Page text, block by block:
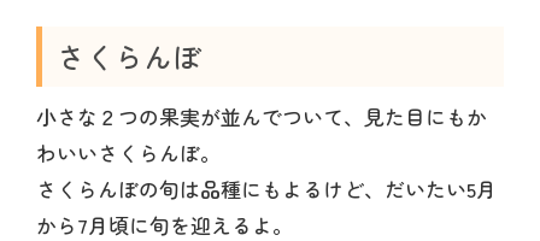
さくらんぼ
小さな２つの果実が並んでついて、見た目にもか
わいいさくらんぼ。
さくらんぼの旬は品種にもよるけど、だいたい5月
から7月頃に旬を迎えるよ。